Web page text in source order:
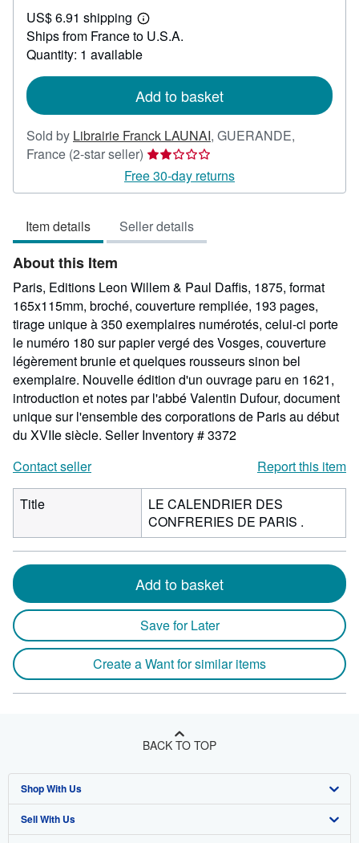
53.42
US$ 6.91 shipping
Learn
more
shipping
Ships from France to U.S.A.
Quantity: 1 available
Add to basket
Sold by Librairie Franck LAUNAI, GUERANDE,
France (2-star seller) Seller
rating
2
of
5
Free 30-day returns
Item details Seller details
About this Item
Paris, Editions Leon Willem & Paul Daffis, 1875, format
165x115mm, broché, couverture rempliée, 193 pages,
tirage unique à 350 exemplaires numérotés, celui-ci porte
le numéro 180 sur papier vergé des Vosges, couverture
légèrement brunie et quelques rousseurs sinon bel
exemplaire. Nouvelle édition d'un ouvrage paru en 1621,
introduction et notes par l'abbé Valentin Dufour, document
unique sur l'ensemble des corporations de Paris au début
du XVIIe siècle. Seller Inventory # 3372
Contact seller
Report this item
Title
LE CALENDRIER DES
CONFRERIES DE PARIS .
Add to basket
Save for Later
Create a Want for similar items
BACK TO TOP
Shop With Us
Advanced Search
Sell With Us